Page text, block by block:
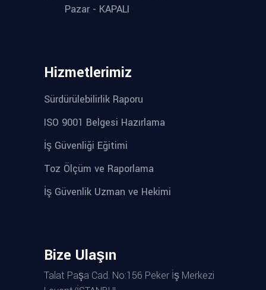
Pazar - KAPALI
Hizmetlerimiz
Sürdürülebilirlik Raporu
ISO 9001 Belgesi Hazırlama
İş Güvenliği Eğitimi
Toz Ölçüm ve Raporlama
İş Güvenlik Uzman ve Hekimi
Bize Ulaşın
Talat Paşa Cad. No:156 Peker İş Merkezi